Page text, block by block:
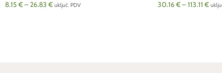
8.15 €–26.83 € uključ. PDV
30.16€–113.11 €